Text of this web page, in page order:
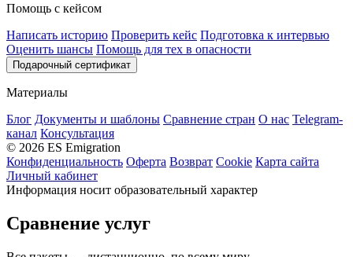
Помощь с кейсом
Написать историю Проверить кейс Подготовка к интервью
Оценить шансы Помощь для тех в опасности
Подарочный сертификат
Материалы
Блог Документы и шаблоны Сравнение стран О нас Telegram-
канал Консультация
© 2026 ES Emigration
Конфиденциальность Оферта Возврат Cookie Карта сайта
Личный кабинет
Информация носит образовательный характер
Сравнение услуг